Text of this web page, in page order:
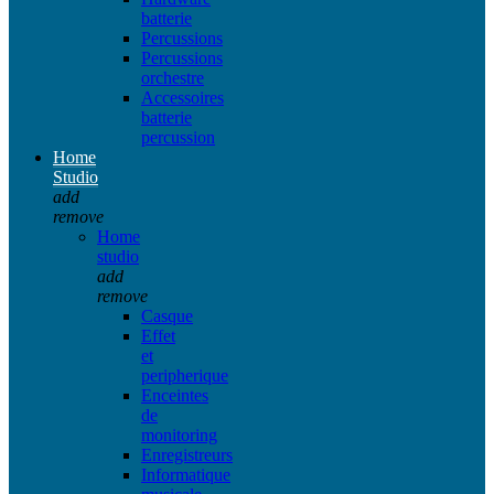
batterie
Percussions
Percussions
orchestre
Accessoires
batterie
percussion
Home
Studio
add
remove
Home
studio
add
remove
Casque
Effet
et
peripherique
Enceintes
de
monitoring
Enregistreurs
Informatique